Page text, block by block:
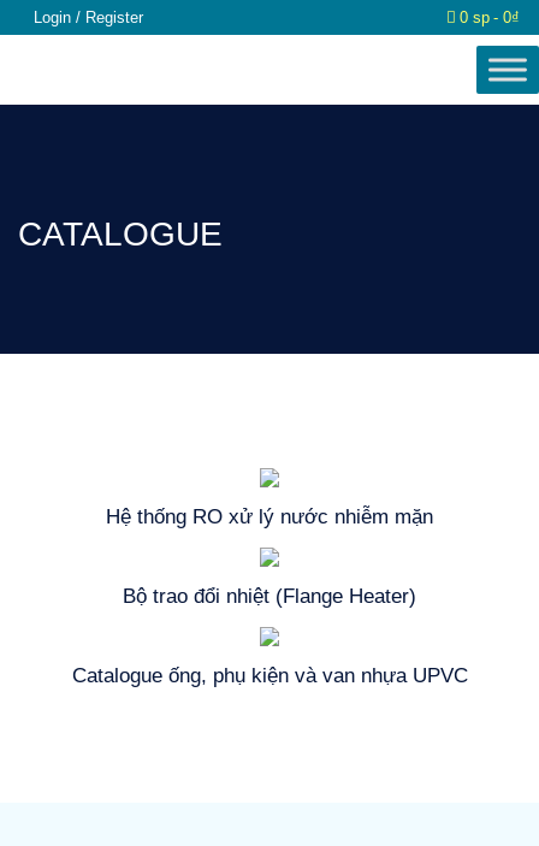
Login / Register 0 sp 0₫
CATALOGUE
Hệ thống RO xử lý nước nhiễm mặn
Bộ trao đổi nhiệt (Flange Heater)
Catalogue ống, phụ kiện và van nhựa UPVC